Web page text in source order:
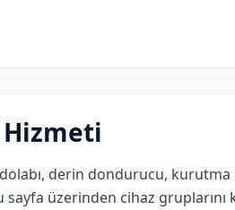
Hizmeti
derin dondurucu,
üzerinden cihaz gruplarını